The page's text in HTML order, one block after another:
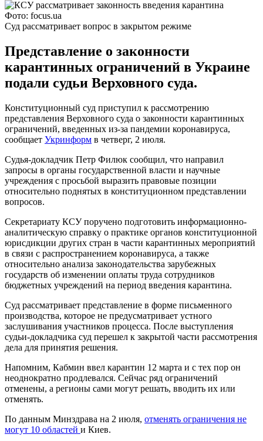
Фото: focus.ua
Суд рассматривает вопрос в закрытом режиме
Представление о законности
карантинных ограничений в Украине
подали судьи Верховного суда.
Конституционный суд приступил к рассмотрению
представления Верховного суда о законности карантинных
ограничений, введенных из-за пандемии коронавируса,
сообщает Укринформ в четверг, 2 июля.
Судья-докладчик Петр Филюк сообщил, что направил
запросы в органы государственной власти и научные
учреждения с просьбой выразить правовые позиции
относительно поднятых в конституционном представлении
вопросов.
Секретариату КСУ поручено подготовить информационно-
аналитическую справку о практике органов конституционной
юрисдикции других стран в части карантинных мероприятий
в связи с распространением коронавируса, а также
относительно анализа законодательства зарубежных
государств об изменении оплаты труда сотрудников
бюджетных учреждений на период введения карантина.
Суд рассматривает представление в форме письменного
производства, которое не предусматривает устного
заслушивания участников процесса. После выступления
судьи-докладчика суд перешел к закрытой части рассмотрения
дела для принятия решения.
Напомним, Кабмин ввел карантин 12 марта и с тех пор он
неоднократно продлевался. Сейчас ряд ограничений
отменены, а регионы сами могут решать, вводить их или
отменять.
По данным Минздрава на 2 июля, отменять ограничения не
могут 10 областей и Киев.